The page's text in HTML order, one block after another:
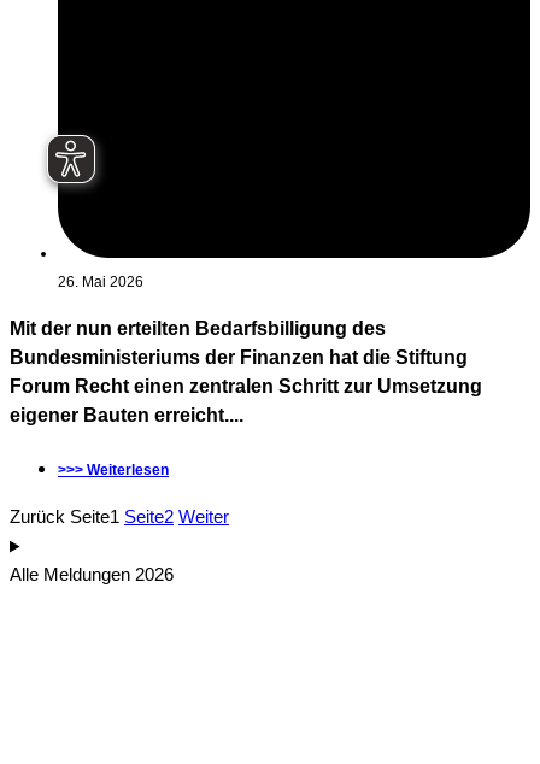
26. Mai 2026
Mit der nun erteilten Bedarfsbilligung des
Bundesministeriums der Finanzen hat die Stiftung
Forum Recht einen zentralen Schritt zur Umsetzung
eigener Bauten erreicht....
>>> Weiterlesen
Zurück Seite1 Seite2 Weiter
Alle Meldungen 2026